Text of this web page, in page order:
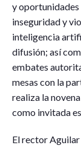
y oportunidades
inseguridad y
inteligencia
difusión; así
embates
mesas con la
realiza la
como invitada
El rector